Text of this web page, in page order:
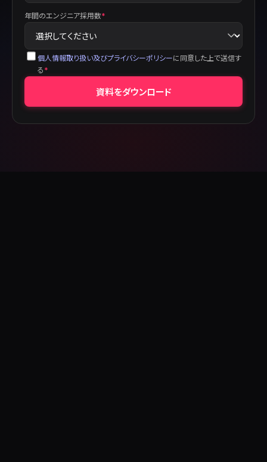
年間のエンジニア採用数*
個人情報取り扱い及びプライバシーポリシーに同意した上で送信す
る *
資料をダウンロード